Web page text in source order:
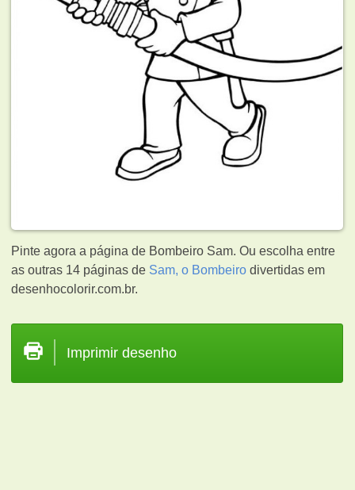
Pinte agora a página de Bombeiro Sam. Ou escolha entre
as outras 14 páginas de Sam, o Bombeiro divertidas em
desenhocolorir.com.br.
Imprimir desenho